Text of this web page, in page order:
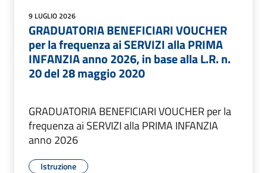
9 LUGLIO 2026
GRADUATORIA BENEFICIARI VOUCHER
per la frequenza ai SERVIZI alla PRIMA
INFANZIA anno 2026, in base alla L.R. n.
20 del 28 maggio 2020
GRADUATORIA BENEFICIARI VOUCHER per la
frequenza ai SERVIZI alla PRIMA INFANZIA
anno 2026
Istruzione